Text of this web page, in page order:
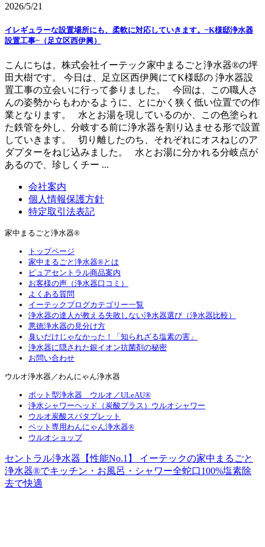
2026/5/21
イレギュラーな設置場所にも、柔軟に対応していきます。~K様邸浄水器
設置工事~（足立区西伊興）
こんにちは。株式会社イーテック家中まるごと浄水器®の坪
田大樹です。 今日は、足立区西伊興にてK様邸の 浄水器設
置工事の立会いに行って参りました。 今回は、この職人さ
んの姿勢からもわかるように、とにかく狭く低い位置での作
業となります。 水とお湯を現しているのか、この色塗られ
た鉄管を外し、分岐する前に浄水器を割り込ませる形で設置
していきます。 切り離したのち、それぞれにオスねじのア
ダプターをねじ込みました。 水とお湯に分かれる分岐点が
あるので、珍しくチー ...
会社案内
個人情報保護方針
特定取引法表記
家中まるごと浄水器®
トップページ
家中まるごと浄水器®とは
ピュアセントラル商品案内
お客様の声（浄水器口コミ）
よくある質問
イーテックブログカテゴリー一覧
浄水器の達人が教える失敗しない浄水器選び（浄水器比較）
悪徳浄水器の見分け方
臭いだけじゃなかった！「知られざる塩素の害」
浄水器に隠された銀イオン抗菌剤の秘密
お問い合わせ
ウルオ浄水器／わんにゃん浄水器
ポット型浄水器 ウルオ／ULeAU®
浄水シャワーヘッド（炭酸プラス）ウルオシャワー
ウルオ炭酸スパタブレット
ペット専用わんにゃん浄水器®
ウルオショップ
セントラル浄水器【性能No.1】 イーテックの家中まるごと
浄水器®でキッチン・お風呂・シャワー全蛇口100%塩素除
去で快適